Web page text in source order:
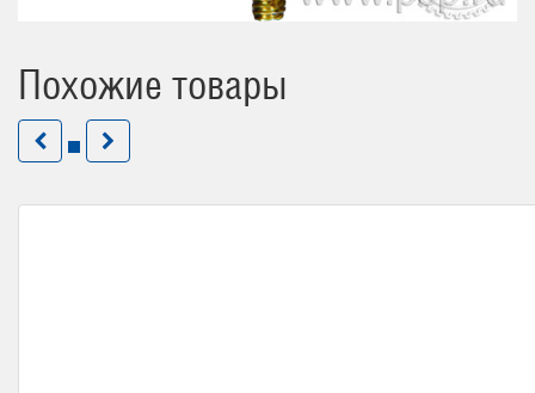
Похожие товары